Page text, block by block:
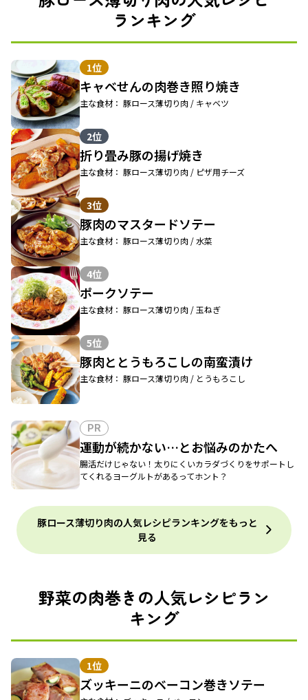
ランキング
1位
キャベせんの肉巻き照り焼き
主な食材： 豚ロース薄切り肉 / キャベツ
2位
折り畳み豚の揚げ焼き
主な食材： 豚ロース薄切り肉 / ピザ用チーズ
3位
豚肉のマスタードソテー
主な食材： 豚ロース薄切り肉 / 水菜
4位
ポークソテー
主な食材： 豚ロース薄切り肉 / 玉ねぎ
5位
豚肉ととうもろこしの南蛮漬け
主な食材： 豚ロース薄切り肉 / とうもろこし
PR
運動が続かない…とお悩みのかたへ
腸活だけじゃない！太りにくいカラダづくりをサポートし
てくれるヨーグルトがあるってホント？
豚ロース薄切り肉の人気レシピランキングをもっと
見る
野菜の肉巻きの人気レシピラン
キング
1位
ズッキーニのベーコン巻きソテー